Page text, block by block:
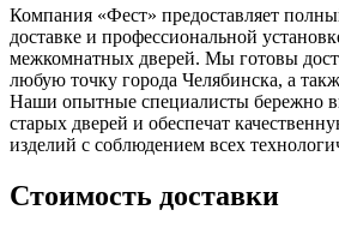
Компания «Фест» предоставляет
доставке и профессиональной
межкомнатных дверей. Мы готовы
любую точку города Челябинска, а
Наши опытные специалисты бережно
старых дверей и обеспечат
изделий с соблюдением всех
Стоимость доставки